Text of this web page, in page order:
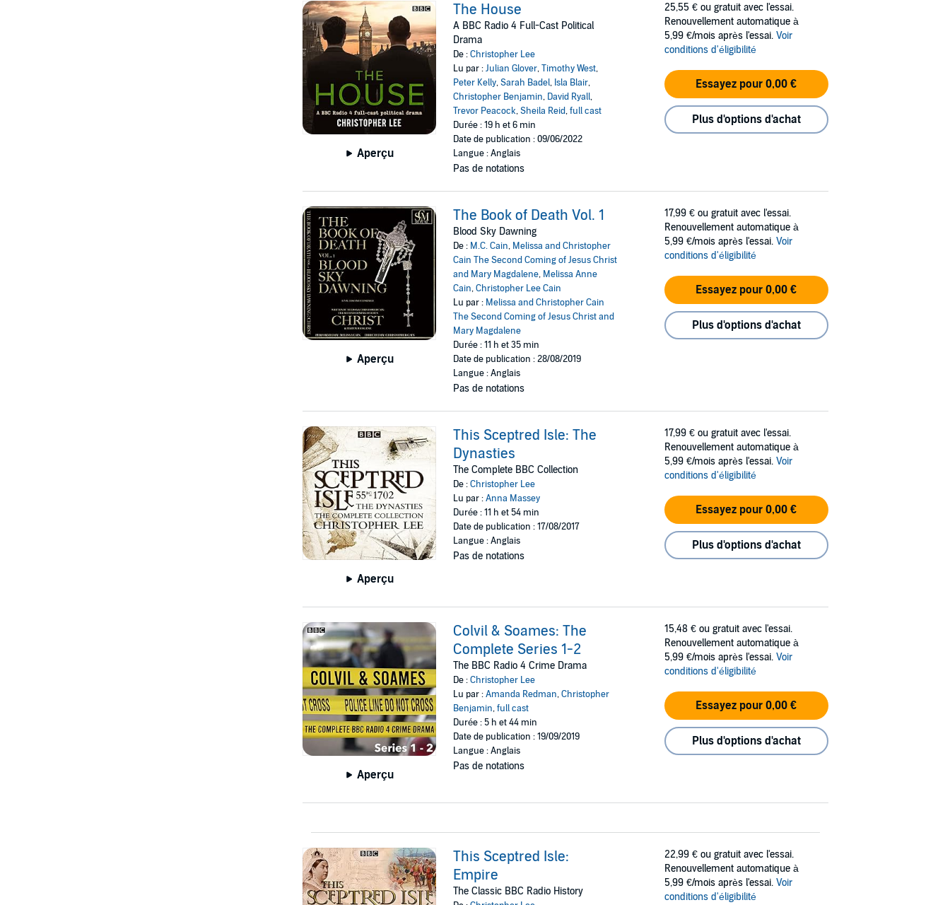
Aperçu
The House
A BBC Radio 4 Full-Cast Political
Drama
De :Christopher Lee
Lu par :Julian Glover,Timothy West,
Peter Kelly,Sarah Badel, Isla Blair,
Christopher Benjamin, David Ryall,
Trevor Peacock,Sheila Reid,full cast
Durée : 19 h et 6 min
Date de publication : 09/06/2022
Langue : Anglais
Pas de notations
25,55 € ou gratuit avec l'essai.
Renouvellement automatique à
5,99 €/mois après l'essai. Voir
conditions d'éligibilité
Essayez pour 0,00 €
Plus d'options d'achat
Aperçu
The Book of Death Vol. 1
Blood Sky Dawning
De : M.C. Cain, Melissa and Christopher
Cain The Second Coming of Jesus Christ
and Mary Magdalene, Melissa Anne
Cain,Christopher Lee Cain
Lu par : Melissa and Christopher Cain
The Second Coming of Jesus Christ and
Mary Magdalene
Durée : 11 h et 35 min
Date de publication : 28/08/2019
Langue : Anglais
Pas de notations
17,99 € ou gratuit avec l'essai.
Renouvellement automatique à
5,99 €/mois après l'essai. Voir
conditions d'éligibilité
Essayez pour 0,00 €
Plus d'options d'achat
Aperçu
This Sceptred Isle: The
Dynasties
The Complete BBC Collection
De :Christopher Lee
Lu par :Anna Massey
Durée : 11 h et 54 min
Date de publication : 17/08/2017
Langue : Anglais
Pas de notations
17,99 € ou gratuit avec l'essai.
Renouvellement automatique à
5,99 €/mois après l'essai. Voir
conditions d'éligibilité
Essayez pour 0,00 €
Plus d'options d'achat
Aperçu
Colvil & Soames: The
Complete Series 1-2
The BBC Radio 4 Crime Drama
De :Christopher Lee
Lu par :Amanda Redman,Christopher
Benjamin,full cast
Durée : 5 h et 44 min
Date de publication : 19/09/2019
Langue : Anglais
Pas de notations
15,48 € ou gratuit avec l'essai.
Renouvellement automatique à
5,99 €/mois après l'essai. Voir
conditions d'éligibilité
Essayez pour 0,00 €
Plus d'options d'achat
This Sceptred Isle:
Empire
The Classic BBC Radio History
22,99 € ou gratuit avec l'essai.
Renouvellement automatique à
5,99 €/mois après l'essai. Voir
conditions d'éligibilité